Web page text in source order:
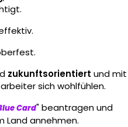
zukunftsorientiert und mit
sich wohlfühlen.
Card" beantragen und
Land annehmen.